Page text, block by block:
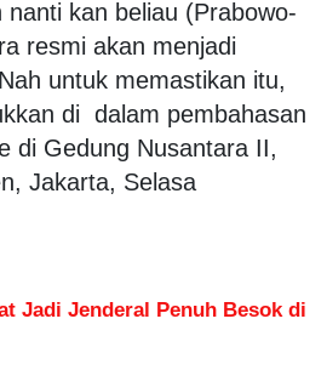
nanti kan beliau (Prabowo-
resmi akan menjadi
untuk memastikan itu,
di dalam pembahasan
di Gedung Nusantara II,
Jakarta, Selasa
Jadi Jenderal Penuh Besok di